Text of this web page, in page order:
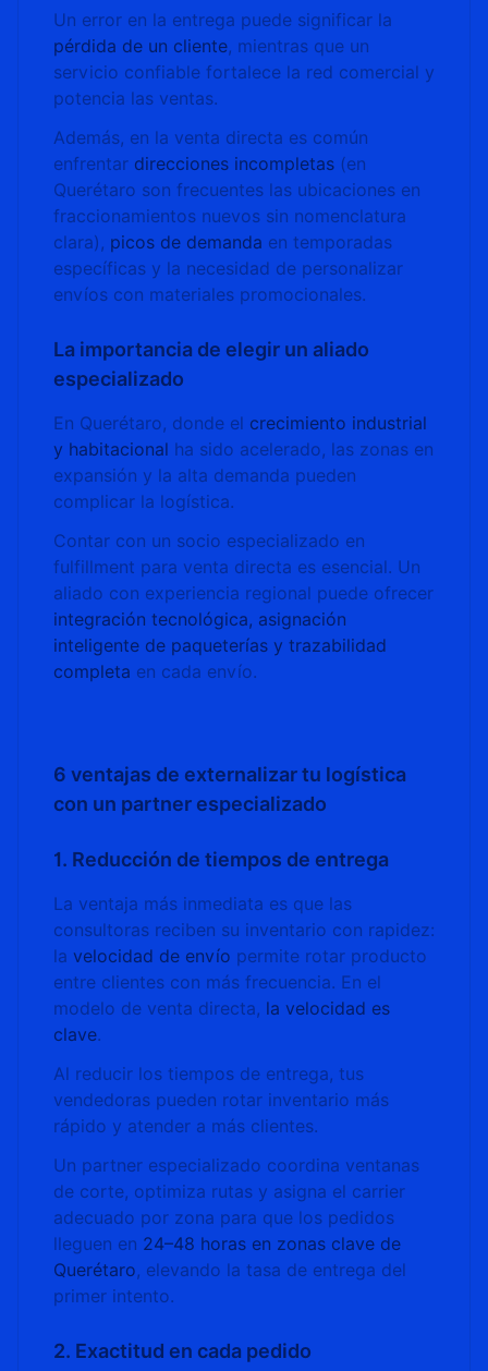
Un error en la entrega puede significar la
pérdida de un cliente, mientras que un
servicio confiable fortalece la red comercial y
potencia las ventas.
Además, en la venta directa es común
enfrentar direcciones incompletas (en
Querétaro son frecuentes las ubicaciones en
fraccionamientos nuevos sin nomenclatura
clara), picos de demanda en temporadas
específicas y la necesidad de personalizar
envíos con materiales promocionales.
La importancia de elegir un aliado
especializado
En Querétaro, donde el crecimiento industrial
y habitacional ha sido acelerado, las zonas en
expansión y la alta demanda pueden
complicar la logística.
Contar con un socio especializado en
fulfillment para venta directa es esencial. Un
aliado con experiencia regional puede ofrecer
integración tecnológica, asignación
inteligente de paqueterías y trazabilidad
completa en cada envío.
6 ventajas de externalizar tu logística
con un partner especializado
1. Reducción de tiempos de entrega
La ventaja más inmediata es que las
consultoras reciben su inventario con rapidez:
la velocidad de envío permite rotar producto
entre clientes con más frecuencia. En el
modelo de venta directa, la velocidad es
clave.
Al reducir los tiempos de entrega, tus
vendedoras pueden rotar inventario más
rápido y atender a más clientes.
Un partner especializado coordina ventanas
de corte, optimiza rutas y asigna el carrier
adecuado por zona para que los pedidos
lleguen en 24–48 horas en zonas clave de
Querétaro, elevando la tasa de entrega del
primer intento.
2. Exactitud en cada pedido